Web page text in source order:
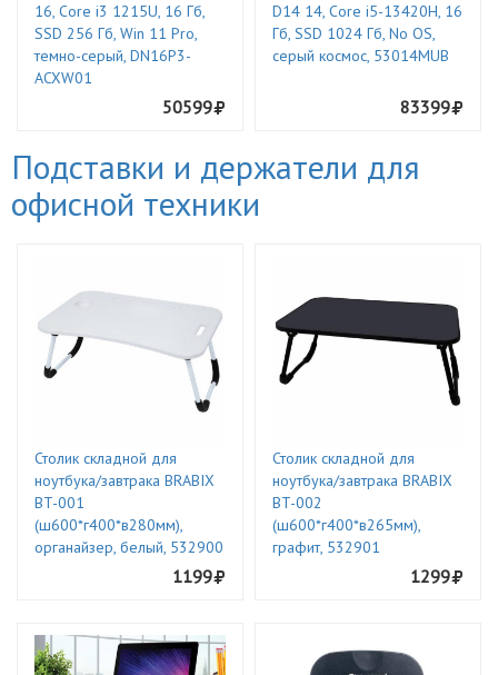
16, Core i3 1215U, 16 Гб,
SSD 256 Гб, Win 11 Pro,
темно-серый, DN16P3-
ACXW01
50599
D14 14, Core i5-13420H, 16
Гб, SSD 1024 Гб, No OS,
серый космос, 53014MUB
83399
Подставки и держатели для
офисной техники
Столик складной для
ноутбука/завтрака BRABIX
BT-001
(ш600*г400*в280мм),
органайзер, белый, 532900
1199
Столик складной для
ноутбука/завтрака BRABIX
BT-002
(ш600*г400*в265мм),
графит, 532901
1299